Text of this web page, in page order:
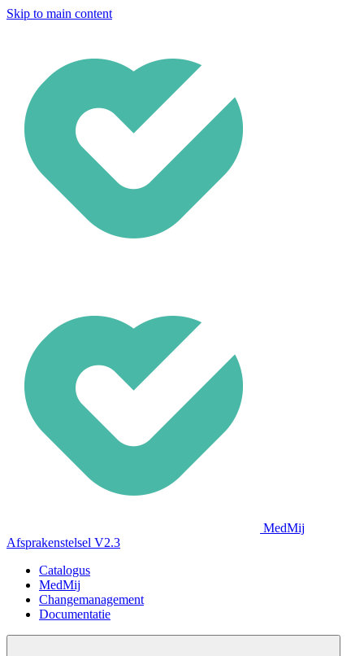
Skip to main content
MedMij
Afsprakenstelsel V2.3
Catalogus
MedMij
Changemanagement
Documentatie